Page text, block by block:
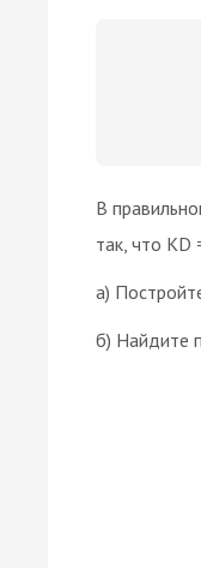
В
так, что KD
а)
б) Найдите